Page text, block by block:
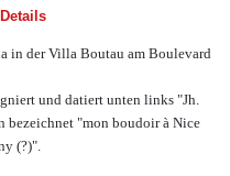
Details
in der Villa Boutau am Boulevard
und datiert unten links "Jh.
bezeichnet "mon boudoir à Nice
(?)".